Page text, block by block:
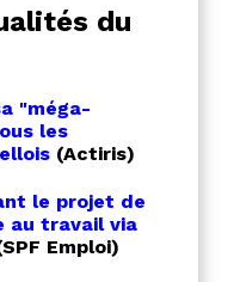
du
"méga-
les
(Actiris)
le projet de
au travail via
Emploi)